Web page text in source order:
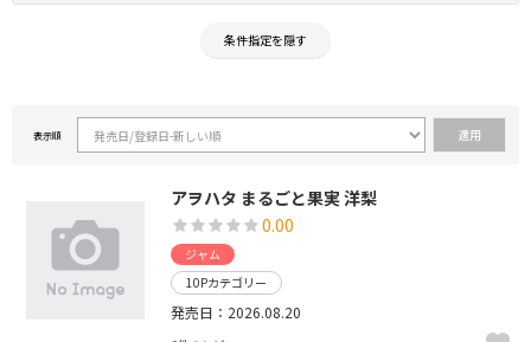
条件指定を隠す
表示順
アヲハタ まるごと果実 洋梨
0.00
ジャム
10Pカテゴリー
発売日：2026.08.20